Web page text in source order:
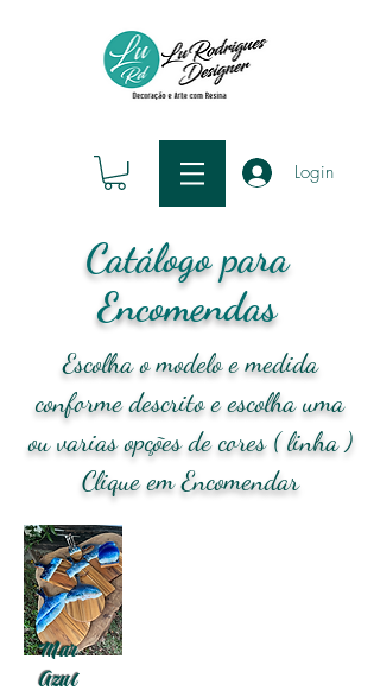
Login
Catálogo para
Encomendas
Escolha o modelo e medida
conforme descrito e escolha uma
ou varias opções de cores ( linha )
Clique em Encomendar
Mar
Azul